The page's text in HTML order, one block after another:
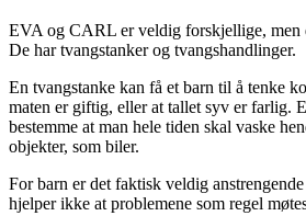
EVA og CARL er veldig forskjellige, men
De har tvangstanker og tvangshandlinger.
En tvangstanke kan få et barn til å tenke
maten er giftig, eller at tallet syv er farlig.
bestemme at man hele tiden skal vaske
objekter, som biler.
For barn er det faktisk veldig
hjelper ikke at problemene som regel